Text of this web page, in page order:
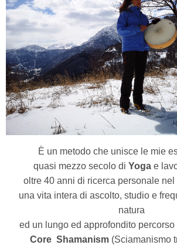
È un metodo che unisce le mie
quasi mezzo secolo di Yogae
oltre 40 anni di ricerca personale
una vita intera di ascolto, studio e
natura
ed un lungo ed approfondito
Core Shamanism (Sciamanismo